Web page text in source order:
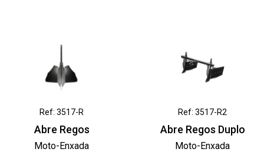
Ref: 3517-R
Abre Regos
Moto-Enxada
Ref: 3517-R2
Abre Regos Duplo
Moto-Enxada